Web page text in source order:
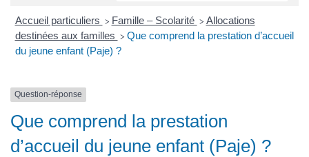
Accueil particuliers > Famille – Scolarité > Allocations
destinées aux familles > Que comprend la prestation d’accueil
du jeune enfant (Paje) ?
Question-réponse
Que comprend la prestation
d’accueil du jeune enfant (Paje) ?